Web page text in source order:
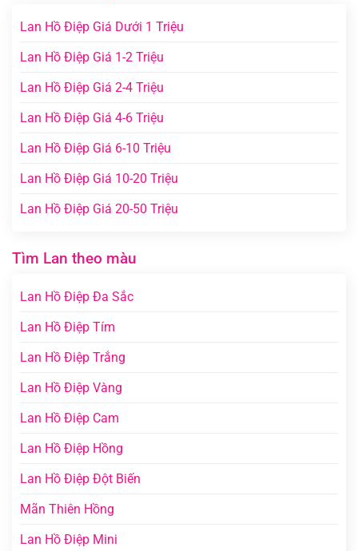
Lan Hồ Điệp Giá Dưới 1 Triệu
Lan Hồ Điệp Giá 1-2 Triệu
Lan Hồ Điệp Giá 2-4 Triệu
Lan Hồ Điệp Giá 4-6 Triệu
Lan Hồ Điệp Giá 6-10 Triệu
Lan Hồ Điệp Giá 10-20 Triệu
Lan Hồ Điệp Giá 20-50 Triệu
Tìm Lan theo màu
Lan Hồ Điệp Đa Sắc
Lan Hồ Điệp Tím
Lan Hồ Điệp Trắng
Lan Hồ Điệp Vàng
Lan Hồ Điệp Cam
Lan Hồ Điệp Hồng
Lan Hồ Điệp Đột Biến
Mãn Thiên Hồng
Lan Hồ Điệp Mini